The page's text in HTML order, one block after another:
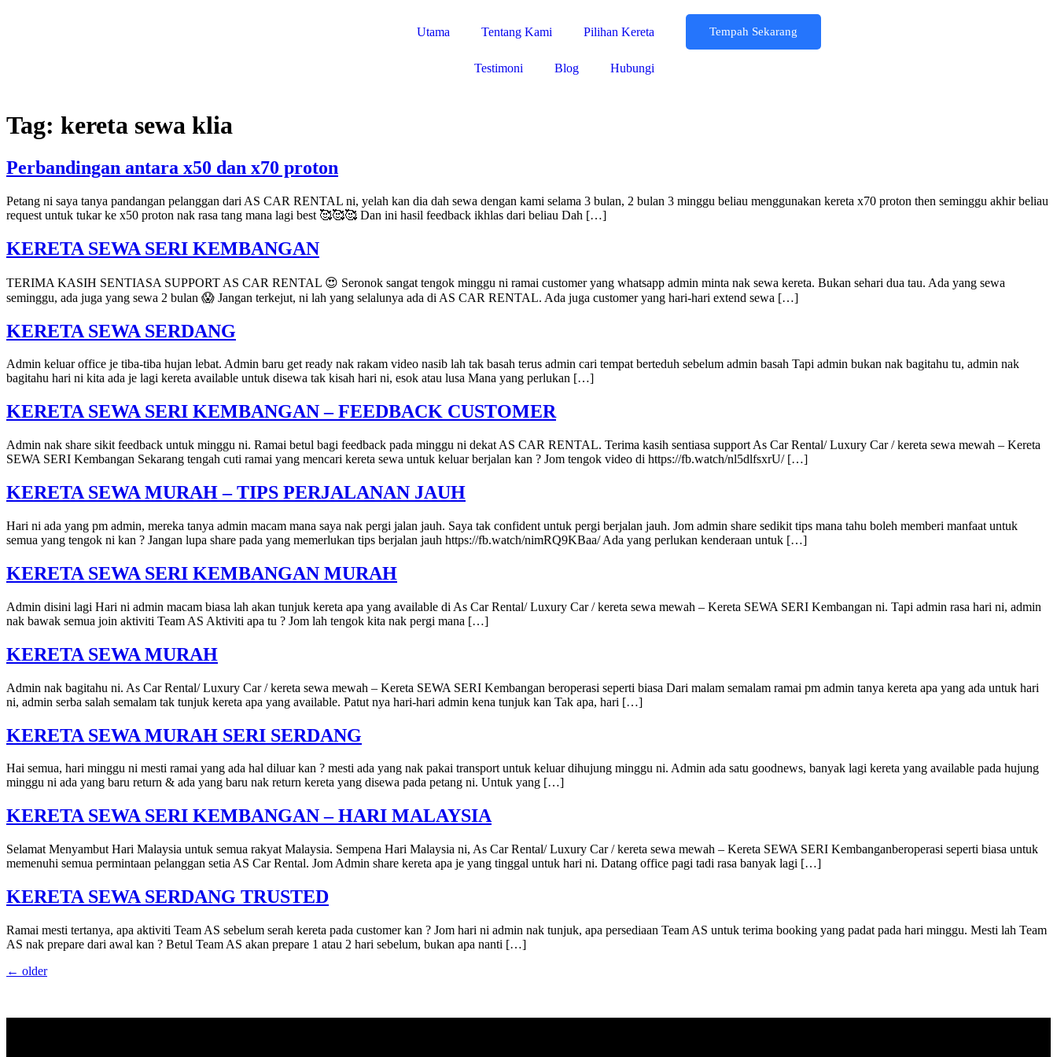
Utama Tentang Kami Pilihan Kereta
Testimoni Blog Hubungi
Tempah Sekarang
Tag: kereta sewa klia
Perbandingan antara x50 dan x70 proton
Petang ni saya tanya pandangan pelanggan dari AS CAR RENTAL ni, yelah kan dia dah sewa dengan kami selama 3 bulan, 2 bulan 3 minggu beliau menggunakan kereta x70 proton then seminggu akhir beliau
request untuk tukar ke x50 proton nak rasa tang mana lagi best 🥰🥰🥰 Dan ini hasil feedback ikhlas dari beliau Dah […]
KERETA SEWA SERI KEMBANGAN
TERIMA KASIH SENTIASA SUPPORT AS CAR RENTAL 😍 Seronok sangat tengok minggu ni ramai customer yang whatsapp admin minta nak sewa kereta. Bukan sehari dua tau. Ada yang sewa
seminggu, ada juga yang sewa 2 bulan 😱 Jangan terkejut, ni lah yang selalunya ada di AS CAR RENTAL. Ada juga customer yang hari-hari extend sewa […]
KERETA SEWA SERDANG
Admin keluar office je tiba-tiba hujan lebat. Admin baru get ready nak rakam video nasib lah tak basah terus admin cari tempat berteduh sebelum admin basah Tapi admin bukan nak bagitahu tu, admin nak
bagitahu hari ni kita ada je lagi kereta available untuk disewa tak kisah hari ni, esok atau lusa Mana yang perlukan […]
KERETA SEWA SERI KEMBANGAN – FEEDBACK CUSTOMER
Admin nak share sikit feedback untuk minggu ni. Ramai betul bagi feedback pada minggu ni dekat AS CAR RENTAL. Terima kasih sentiasa support As Car Rental/ Luxury Car / kereta sewa mewah – Kereta
SEWA SERI Kembangan Sekarang tengah cuti ramai yang mencari kereta sewa untuk keluar berjalan kan ? Jom tengok video di https://fb.watch/nl5dlfsxrU/ […]
KERETA SEWA MURAH – TIPS PERJALANAN JAUH
Hari ni ada yang pm admin, mereka tanya admin macam mana saya nak pergi jalan jauh. Saya tak confident untuk pergi berjalan jauh. Jom admin share sedikit tips mana tahu boleh memberi manfaat untuk
semua yang tengok ni kan ? Jangan lupa share pada yang memerlukan tips berjalan jauh https://fb.watch/nimRQ9KBaa/ Ada yang perlukan kenderaan untuk […]
KERETA SEWA SERI KEMBANGAN MURAH
Admin disini lagi Hari ni admin macam biasa lah akan tunjuk kereta apa yang available di As Car Rental/ Luxury Car / kereta sewa mewah – Kereta SEWA SERI Kembangan ni. Tapi admin rasa hari ni, admin
nak bawak semua join aktiviti Team AS Aktiviti apa tu ? Jom lah tengok kita nak pergi mana […]
KERETA SEWA MURAH
Admin nak bagitahu ni. As Car Rental/ Luxury Car / kereta sewa mewah – Kereta SEWA SERI Kembangan beroperasi seperti biasa Dari malam semalam ramai pm admin tanya kereta apa yang ada untuk hari
ni, admin serba salah semalam tak tunjuk kereta apa yang available. Patut nya hari-hari admin kena tunjuk kan Tak apa, hari […]
KERETA SEWA MURAH SERI SERDANG
Hai semua, hari minggu ni mesti ramai yang ada hal diluar kan ? mesti ada yang nak pakai transport untuk keluar dihujung minggu ni. Admin ada satu goodnews, banyak lagi kereta yang available pada hujung
minggu ni ada yang baru return & ada yang baru nak return kereta yang disewa pada petang ni. Untuk yang […]
KERETA SEWA SERI KEMBANGAN – HARI MALAYSIA
Selamat Menyambut Hari Malaysia untuk semua rakyat Malaysia. Sempena Hari Malaysia ni, As Car Rental/ Luxury Car / kereta sewa mewah – Kereta SEWA SERI Kembanganberoperasi seperti biasa untuk
memenuhi semua permintaan pelanggan setia AS Car Rental. Jom Admin share kereta apa je yang tinggal untuk hari ni. Datang office pagi tadi rasa banyak lagi […]
KERETA SEWA SERDANG TRUSTED
Ramai mesti tertanya, apa aktiviti Team AS sebelum serah kereta pada customer kan ? Jom hari ni admin nak tunjuk, apa persediaan Team AS untuk terima booking yang padat pada hari minggu. Mesti lah Team
AS nak prepare dari awal kan ? Betul Team AS akan prepare 1 atau 2 hari sebelum, bukan apa nanti […]
← older